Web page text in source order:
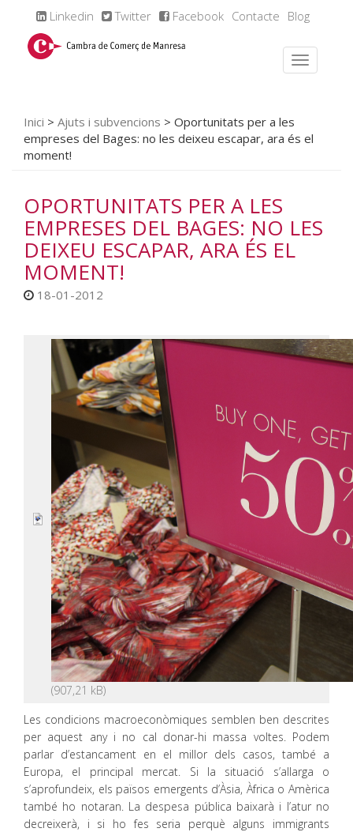
Linkedin Twitter Facebook Contacte Blog
Inici > Ajuts i subvencions > Oportunitats per a les
empreses del Bages: no les deixeu escapar, ara és el
moment!
OPORTUNITATS PER A LES
EMPRESES DEL BAGES: NO LES
DEIXEU ESCAPAR, ARA ÉS EL
MOMENT!
18-01-2012
Les condicions macroeconòmiques semblen ben descrites
per aquest any i no cal donar-hi massa voltes. Podem
parlar d’estancament en el millor dels casos, també a
Europa, el principal mercat. Si la situació s’allarga o
s’aprofundeix, els països emergents d’Àsia, Àfrica o Amèrica
també ho notaran. La despesa pública baixarà i l’atur no
decreixerà, i si ho fes seria perquè alguns immigrants